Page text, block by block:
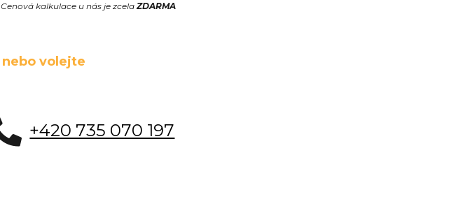
Cenová kalkulace u nás je zcelaZDARMA
nebo volejte
+420 735 070 197